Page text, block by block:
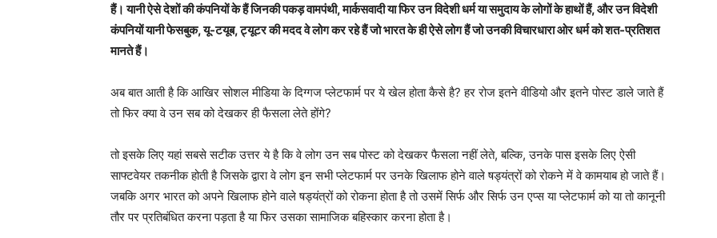
हैं। यानी ऐसे देशों की कंपनियों के हैं जिनकी पकड़ वामपंथी, मार्कसवादी या फिर उन विदेशी धर्म या समुदाय के लोगों के हाथों हैं, और उन विदेशी
कंपनियों यानी फेसबुक, यू-टयूब, ट्यूटर की मदद वे लोग कर रहे हैं जो भारत के ही ऐसे लोग हैं जो उनकी विचारधारा ओर धर्म को शत-प्रतिशत
मानते हैं।
अब बात आती है कि आखिर सोशल मीडिया के दिग्गज प्लेटफार्म पर ये खेल होता कैसे है? हर रोज इतने वीडियो और इतने पोस्ट डाले जाते हैं
तो फिर क्या वे उन सब को देखकर ही फैसला लेते होंगे?
तो इसके लिए यहां सबसे सटीक उत्तर ये है कि वे लोग उन सब पोस्ट को देखकर फैसला नहीं लेते, बल्कि, उनके पास इसके लिए ऐसी
साफ्टवेयर तकनीक होती है जिसके द्वारा वे लोग इन सभी प्लेटफार्म पर उनके खिलाफ होने वाले षड्यंत्रों को रोकने में वे कामयाब हो जाते हैं।
जबकि अगर भारत को अपने खिलाफ होने वाले षड्यंत्रों को रोकना होता है तो उसमें सिर्फ और सिर्फ उन एप्स या प्लेटफार्म को या तो कानूनी
तौर पर प्रतिबंधित करना पड़ता है या फिर उसका सामाजिक बहिस्कार करना होता है।